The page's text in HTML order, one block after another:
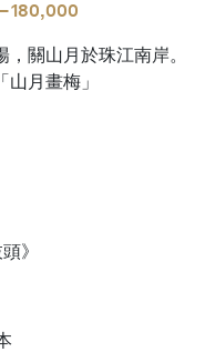
180,000
關山月於珠江南岸。
月畫梅」
》